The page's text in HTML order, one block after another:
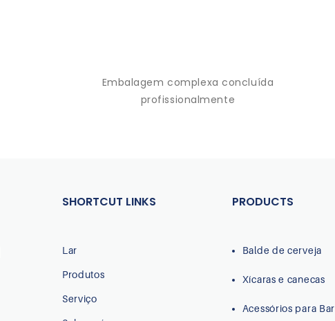
Embalagem complexa concluída
profissionalmente
SHORTCUT LINKS
Lar
Produtos
Serviço
PRODUCTS
Balde de cerveja
Xícaras e canecas
Acessórios para Bar